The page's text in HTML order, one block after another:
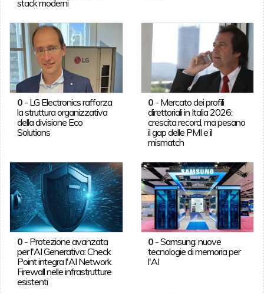
stack moderni
0- LG Electronics rafforza
la struttura organizzativa
della divisione Eco
Solutions
0 - Mercato dei profili
direttoriali in Italia 2026:
crescita record, ma pesano
il gap delle PMI e il
mismatch
0- Protezione avanzata
per l'AI Generativa: Check
Point integra l'AI Network
Firewall nelle infrastrutture
esistenti
0 -Samsung: nuove
tecnologie di memoria per
l'AI